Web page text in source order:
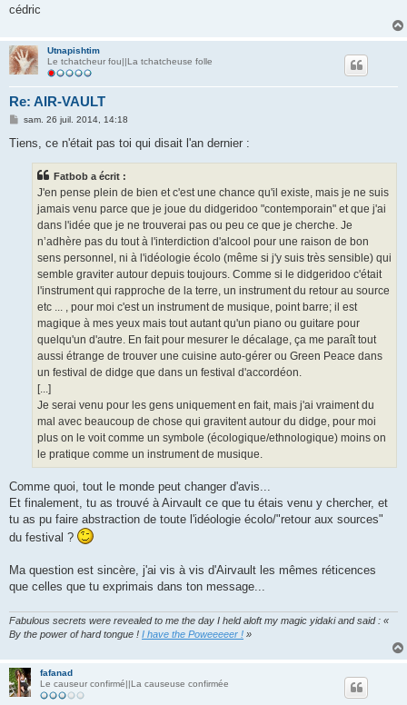
cédric
Utnapishtim
Le tchatcheur fou||La tchatcheuse folle
Re: AIR-VAULT
M
s
sam. 26 juil. 2014, 14:18
Tiens, ce n'était pas toi qui disait l'an dernier :
Fatbob a écrit :
J'en pense plein de bien et c'est une chance qu'il existe, mais je ne suis
jamais venu parce que je joue du didgeridoo "contemporain" et que j'ai
dans l'idée que je ne trouverai pas ou peu ce que je cherche. Je
n’adhère pas du tout à l'interdiction d'alcool pour une raison de bon
sens personnel, ni à l'idéologie écolo (même si j'y suis très sensible) qui
semble graviter autour depuis toujours. Comme si le didgeridoo c'était
l'instrument qui rapproche de la terre, un instrument du retour au source
etc ... , pour moi c'est un instrument de musique, point barre; il est
magique à mes yeux mais tout autant qu'un piano ou guitare pour
quelqu'un d'autre. En fait pour mesurer le décalage, ça me paraît tout
aussi étrange de trouver une cuisine auto-gérer ou Green Peace dans
un festival de didge que dans un festival d'accordéon.
[...]
Je serai venu pour les gens uniquement en fait, mais j'ai vraiment du
mal avec beaucoup de chose qui gravitent autour du didge, pour moi
plus on le voit comme un symbole (écologique/ethnologique) moins on
le pratique comme un instrument de musique.
Comme quoi, tout le monde peut changer d'avis...
Et finalement, tu as trouvé à Airvault ce que tu étais venu y chercher, et
tu as pu faire abstraction de toute l'idéologie écolo/"retour aux sources"
du festival ?
Ma question est sincère, j'ai vis à vis d'Airvault les mêmes réticences
que celles que tu exprimais dans ton message...
Fabulous secrets were revealed to me the day I held aloft my magic yidaki and said : «
By the power of hard tongue ! I have the Poweeeeer ! »
fafanad
Le causeur confirmé||La causeuse confirmée